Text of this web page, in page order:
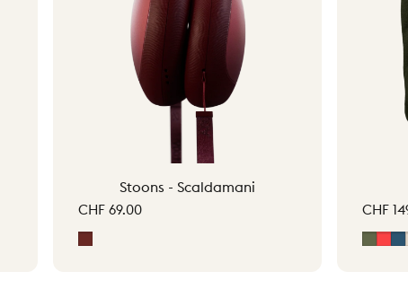
Stoons - Scaldamani
CHF 69.00 CHF